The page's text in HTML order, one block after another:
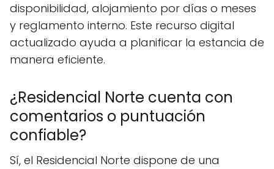
disponibilidad, alojamiento por días o meses
y reglamento interno. Este recurso digital
actualizado ayuda a planificar la estancia de
manera eficiente.
¿Residencial Norte cuenta con
comentarios o puntuación
confiable?
Sí, el Residencial Norte dispone de una